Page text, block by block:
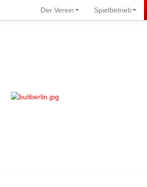
Der Verein Spielbetrieb